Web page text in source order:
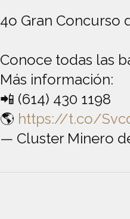
4o Gran Concurso
Conoce todas las
Más información:
📲 (614) 430 1198
🌎 https://t.co/
— Cluster Minero